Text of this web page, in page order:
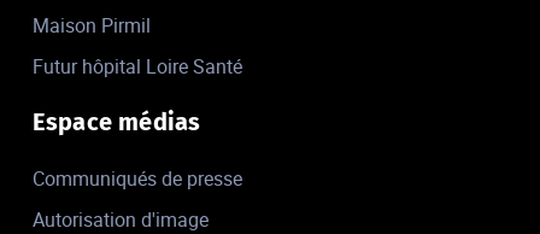
Maison Pirmil
Futur hôpital Loire Santé
Espace médias
Communiqués de presse
Autorisation d'image